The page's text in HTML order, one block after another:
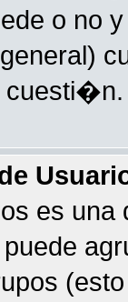
o no
cuesti�n.
es una